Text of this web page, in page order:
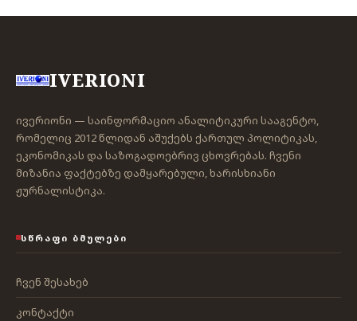
IVERIONI
ივერიონი — საინფორმაციო ანალიტიკური სააგენტო,
რომელიც 2012 წლიდან აშუქებს ქართულ პოლიტიკას,
ეკონომიკას და საზოგადოებრივ ცხოვრებას. ჩვენი
მიზანია ფაქტებზე დამყარებული, ხარისხიანი
ჟურნალისტიკა.
ᲡᲬᲠᲐᲤᲘ ᲑᲛᲣᲚᲔᲑᲘ
ჩვენ შესახებ
კონტაქტი